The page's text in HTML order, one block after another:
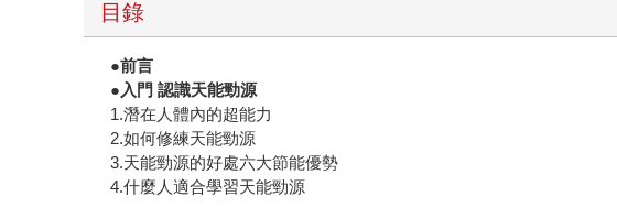
目錄
●前言
●入門 認識天能勁源
1.潛在人體內的超能力
2.如何修練天能勁源
3.天能勁源的好處六大節能優勢
4.什麼人適合學習天能勁源